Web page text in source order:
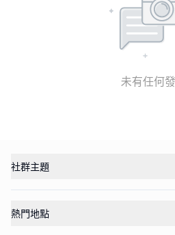
未有任何
社群主題
熱門地點